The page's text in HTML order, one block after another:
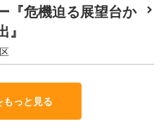
『危機迫る展望台か
』
っと見る